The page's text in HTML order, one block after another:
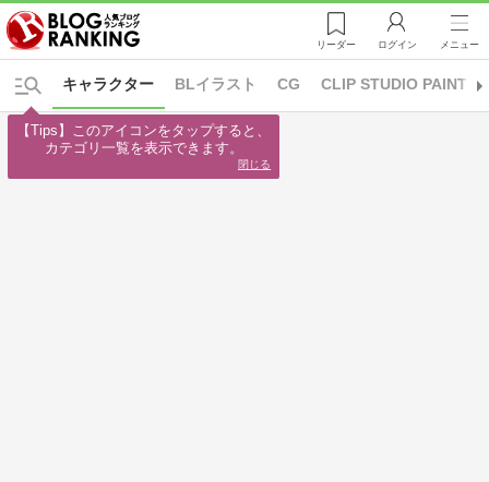
リーダー ログイン メニュー
BLイラスト CG CLIP STUDIO PAINT
キャラクター
【Tips】このアイコンをタップすると、
カテゴリ一覧を表示できます。
閉じる